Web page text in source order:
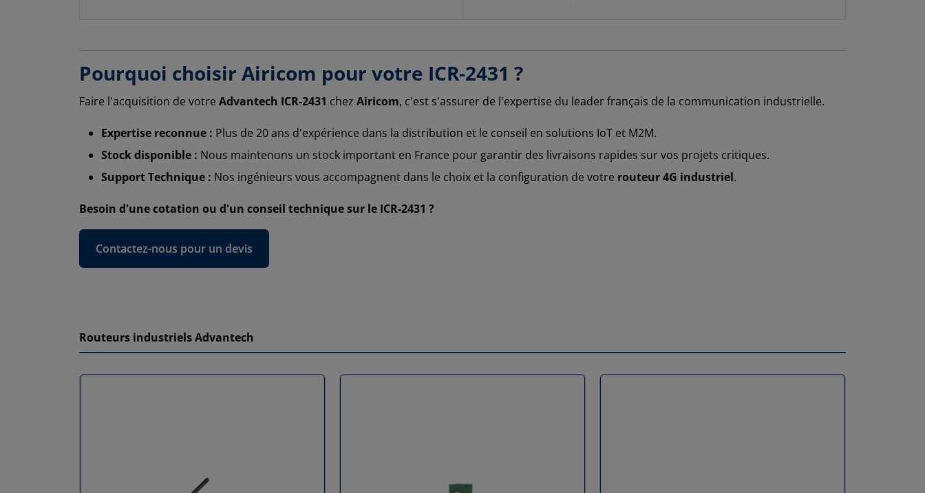
Pourquoi choisir Airicom pour votre ICR-2431 ?
Faire l'acquisition de votre Advantech ICR-2431 chez Airicom, c'est s'assurer de l'expertise du leader français de la communication industrielle.
Expertise reconnue : Plus de 20 ans d'expérience dans la distribution et le conseil en solutions IoT et M2M.
Stock disponible : Nous maintenons un stock important en France pour garantir des livraisons rapides sur vos projets critiques.
Support Technique : Nos ingénieurs vous accompagnent dans le choix et la configuration de votre routeur 4G industriel.
Besoin d'une cotation ou d'un conseil technique sur le ICR-2431 ?
Contactez-nous pour un devis
Routeurs industriels Advantech